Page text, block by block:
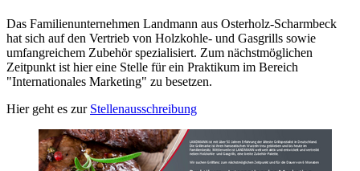
Das Familienunternehmen Landmann aus Osterholz-Scharmbeck
hat sich auf den Vertrieb von Holzkohle- und Gasgrills sowie
umfangreichem Zubehör spezialisiert. Zum nächstmöglichen
Zeitpunkt ist hier eine Stelle für ein Praktikum im Bereich
"Internationales Marketing" zu besetzen.
Hier geht es zur Stellenausschreibung